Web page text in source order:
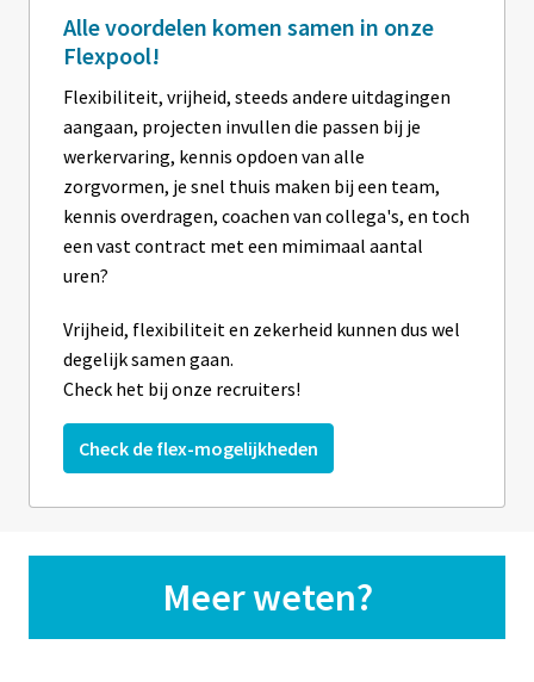
Alle voordelen komen samen in onze
Flexpool!
Flexibiliteit, vrijheid, steeds andere uitdagingen
aangaan, projecten invullen die passen bij je
werkervaring, kennis opdoen van alle
zorgvormen, je snel thuis maken bij een team,
kennis overdragen, coachen van collega's, en toch
een vast contract met een mimimaal aantal
uren?
Vrijheid, flexibiliteit en zekerheid kunnen dus wel
degelijk samen gaan.
Check het bij onze recruiters!
Check de flex-mogelijkheden
Meer weten?